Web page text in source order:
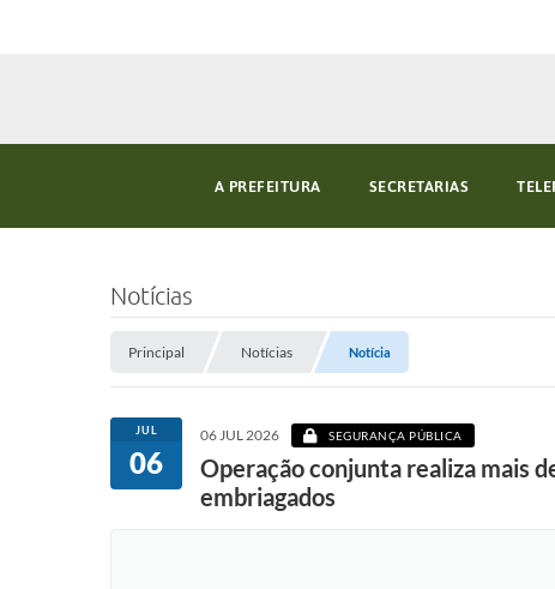
A PREFEITURA SECRETARIAS
Notícias
Principal Notícias Notícia
JUL
06
06 JUL 2026 SEGURANÇA PÚBLICA
Operação conjunta realiza mais
embriagados